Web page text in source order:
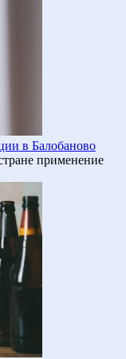
в Балобаново
применение